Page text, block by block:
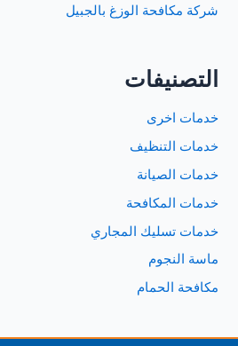
شركة مكافحة الوزغ بالجبيل
التصنيفات
خدمات اخرى
خدمات التنظيف
خدمات الصيانة
خدمات المكافحة
خدمات تسليك المجاري
ماسة النجوم
مكافحة الحمام